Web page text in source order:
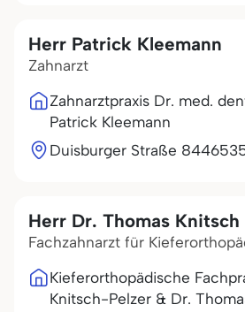
Herr Patrick Kleemann
Zahnarzt
Zahnarztpraxis Dr. med.
Patrick Kleemann
Duisburger Straße 84
Herr Dr. Thomas Knitsch
Fachzahnarzt für
Kieferorthopädische
Knitsch-Pelzer & Dr.